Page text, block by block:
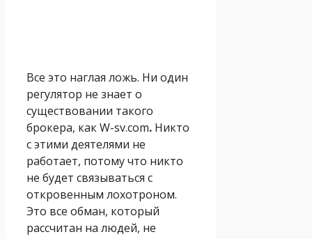
Все это наглая ложь. Ни один
регулятор не знает о
существовании такого
брокера, как W-sv.com. Никто
с этими деятелями не
работает, потому что никто
не будет связываться с
откровенным лохотроном.
Это все обман, который
рассчитан на людей, не